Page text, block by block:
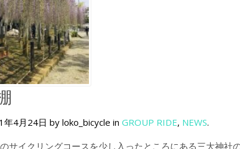
4月24日 by loko_bicycle in GROUP RIDE, NEWS.
サイクリングコースを少し入ったところにある三大神社